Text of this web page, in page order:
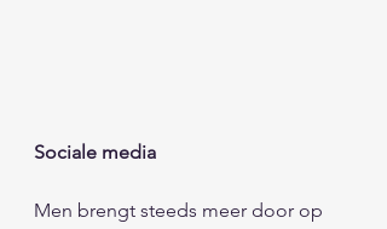
Sociale media
Men brengt steeds meer door op